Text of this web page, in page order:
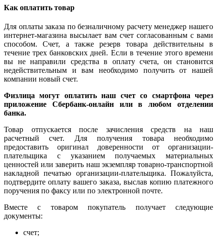
Как оплатить товар
Для оплаты заказа по безналичному расчету менеджер нашего
интернет-магазина высылает вам счет согласованным с вами
способом. Счет, а также резерв товара действительны в
течение трех банковских дней. Если в течение этого времени
вы не направили средства в оплату счета, он становится
недействительным и вам необходимо получить от нашей
компании новый счет.
Физлица могут оплатить наш счет со смартфона через
приложение Сбербанк-онлайн или в любом отделении
банка.
Товар отпускается после зачисления средств на наш
расчетный счет. Для получения товара необходимо
предоставить оригинал доверенности от организации-
плательщика с указанием получаемых материальных
ценностей или заверить наш экземпляр товарно-транспортной
накладной печатью организации-плательщика. Пожалуйста,
подтвердите оплату вашего заказа, выслав копию платежного
поручения по факсу или по электронной почте.
Вместе с товаром покупатель получает следующие
документы:
счет;